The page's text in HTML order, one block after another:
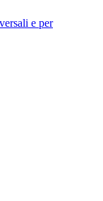
e per